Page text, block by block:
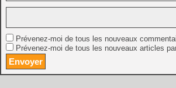
Prévenez-moi de tous les nouveaux
Prévenez-moi de tous les nouveaux articles